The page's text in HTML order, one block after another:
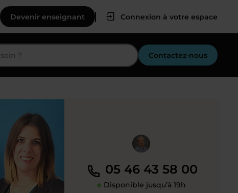
Devenir enseignant Connexion à votre espace
Contactez-nous
05 46 43 58 00
Disponible jusqu’à 19h